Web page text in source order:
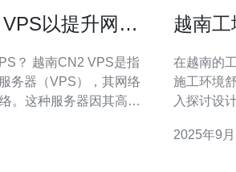
以提升网站
？ 越南CN2 VPS是指
务器（VPS），其网络
。这种服务器因其高
联网流量的传输速度而
越南
在越南的
施工环境
入探讨设
调机房的相关工作。 如何设
2025年9月